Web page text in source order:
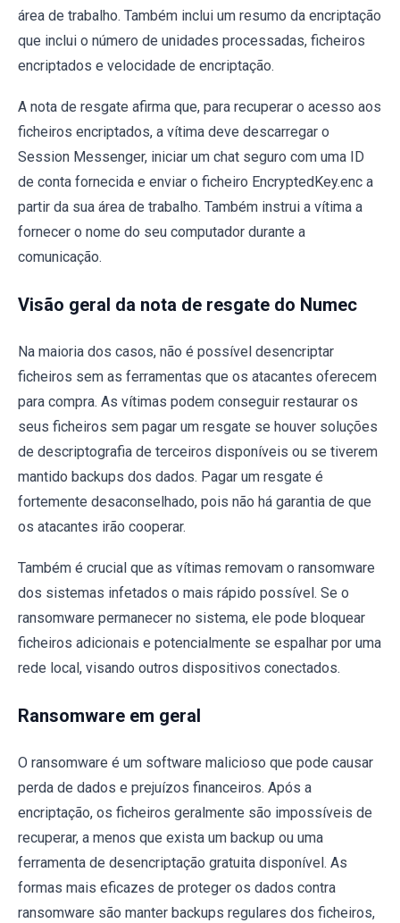
área de trabalho. Também inclui um resumo da encriptação
que inclui o número de unidades processadas, ficheiros
encriptados e velocidade de encriptação.
A nota de resgate afirma que, para recuperar o acesso aos
ficheiros encriptados, a vítima deve descarregar o
Session Messenger, iniciar um chat seguro com uma ID
de conta fornecida e enviar o ficheiro EncryptedKey.enc a
partir da sua área de trabalho. Também instrui a vítima a
fornecer o nome do seu computador durante a
comunicação.
Visão geral da nota de resgate do Numec
Na maioria dos casos, não é possível desencriptar
ficheiros sem as ferramentas que os atacantes oferecem
para compra. As vítimas podem conseguir restaurar os
seus ficheiros sem pagar um resgate se houver soluções
de descriptografia de terceiros disponíveis ou se tiverem
mantido backups dos dados. Pagar um resgate é
fortemente desaconselhado, pois não há garantia de que
os atacantes irão cooperar.
Também é crucial que as vítimas removam o ransomware
dos sistemas infetados o mais rápido possível. Se o
ransomware permanecer no sistema, ele pode bloquear
ficheiros adicionais e potencialmente se espalhar por uma
rede local, visando outros dispositivos conectados.
Ransomware em geral
O ransomware é um software malicioso que pode causar
perda de dados e prejuízos financeiros. Após a
encriptação, os ficheiros geralmente são impossíveis de
recuperar, a menos que exista um backup ou uma
ferramenta de desencriptação gratuita disponível. As
formas mais eficazes de proteger os dados contra
ransomware são manter backups regulares dos ficheiros,